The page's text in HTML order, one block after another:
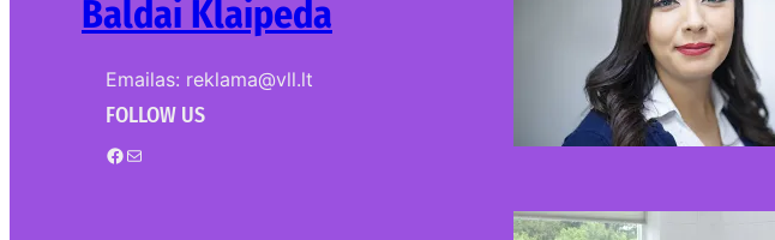
Baldai Klaipeda
Emailas: reklama@vll.lt
FOLLOW US
Facebook Mail
2026-06-01